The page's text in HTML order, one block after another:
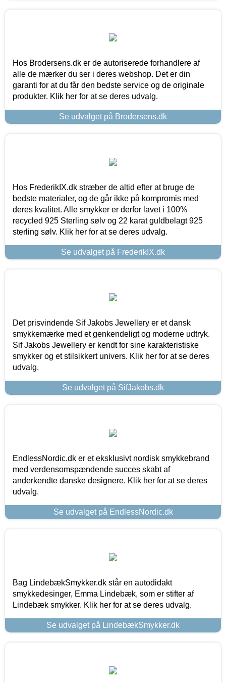
Hos Brodersens.dk er de autoriserede forhandlere af
alle de mærker du ser i deres webshop. Det er din
garanti for at du får den bedste service og de originale
produkter. Klik her for at se deres udvalg.
Se udvalget på Brodersens.dk
Hos FrederikIX.dk stræber de altid efter at bruge de
bedste materialer, og de går ikke på kompromis med
deres kvalitet. Alle smykker er derfor lavet i 100%
recycled 925 Sterling sølv og 22 karat guldbelagt 925
sterling sølv. Klik her for at se deres udvalg.
Se udvalget på FrederikIX.dk
Det prisvindende Sif Jakobs Jewellery er et dansk
smykkemærke med et genkendeligt og moderne udtryk.
Sif Jakobs Jewellery er kendt for sine karakteristiske
smykker og et stilsikkert univers. Klik her for at se deres
udvalg.
Se udvalget på SifJakobs.dk
EndlessNordic.dk er et eksklusivt nordisk smykkebrand
med verdensomspændende succes skabt af
anderkendte danske designere. Klik her for at se deres
udvalg.
Se udvalget på EndlessNordic.dk
Bag LindebækSmykker.dk står en autodidakt
smykkedesinger, Emma Lindebæk, som er stifter af
Lindebæk smykker. Klik her for at se deres udvalg.
Se udvalget på LindebækSmykker.dk